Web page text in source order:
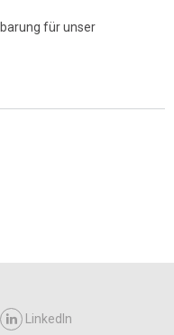
für unser
LinkedIn